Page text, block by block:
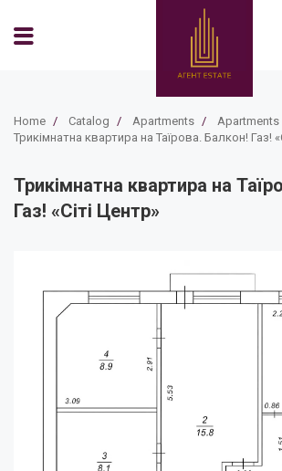
Home / Catalog / Apartments / Apartments
Трикімнатна квартира на Таїрова. Балкон! Газ!
Трикімнатна квартира на
Газ! «Сіті Центр»